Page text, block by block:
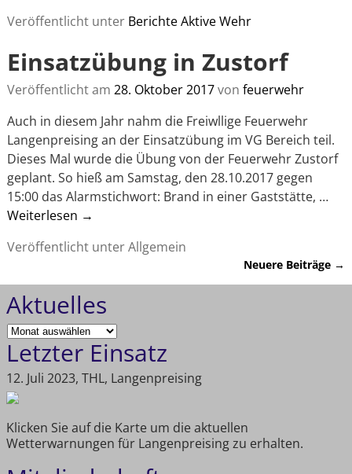
Veröffentlicht unter Berichte Aktive Wehr
Einsatzübung in Zustorf
Veröffentlicht am 28. Oktober 2017von feuerwehr
Auch in diesem Jahr nahm die Freiwllige Feuerwehr
Langenpreising an der Einsatzübung im VG Bereich teil.
Dieses Mal wurde die Übung von der Feuerwehr Zustorf
geplant. So hieß am Samstag, den 28.10.2017 gegen
15:00 das Alarmstichwort: Brand in einer Gaststätte, …
Weiterlesen →
Veröffentlicht unterAllgemein
Artikelnavigation
Neuere Beiträge →
Aktuelles
Letzter Einsatz
12. Juli 2023, THL, Langenpreising
Klicken Sie auf die Karte um die aktuellen
Wetterwarnungen für Langenpreising zu erhalten.